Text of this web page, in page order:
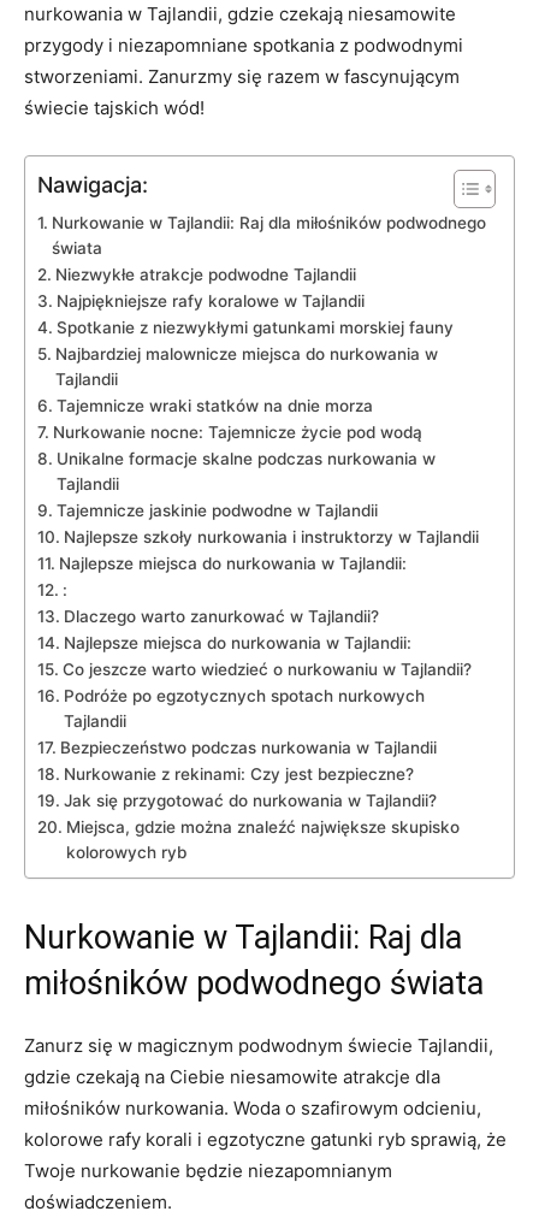
nurkowania⁣ w Tajlandii, gdzie ⁤czekają niesamowite
przygody ⁣i niezapomniane spotkania z podwodnymi
stworzeniami. Zanurzmy się razem w fascynującym
świecie ​tajskich wód!
Nawigacja:
Nurkowanie w Tajlandii: Raj dla ‍miłośników podwodnego
świata
Niezwykłe atrakcje podwodne Tajlandii
Najpiękniejsze rafy koralowe w Tajlandii
Spotkanie z ⁣niezwykłymi ⁤gatunkami morskiej fauny
Najbardziej ​malownicze ⁢miejsca ‌do nurkowania w
Tajlandii
Tajemnicze wraki statków na dnie morza
Nurkowanie nocne: Tajemnicze życie‌ pod wodą
Unikalne⁤ formacje skalne podczas nurkowania w
Tajlandii
Tajemnicze jaskinie podwodne ‍w‌ Tajlandii
Najlepsze szkoły nurkowania i instruktorzy w Tajlandii
Najlepsze miejsca do nurkowania w Tajlandii:
:
Dlaczego warto zanurkować w Tajlandii?
Najlepsze miejsca do nurkowania‌ w Tajlandii:
Co jeszcze warto⁢ wiedzieć o nurkowaniu⁣ w Tajlandii?
Podróże po egzotycznych spotach⁣ nurkowych
Tajlandii
Bezpieczeństwo podczas nurkowania w⁢ Tajlandii
Nurkowanie z⁤ rekinami: Czy ​jest bezpieczne?
Jak się przygotować do nurkowania w Tajlandii?
Miejsca,⁣ gdzie można⁤ znaleźć największe skupisko
kolorowych ryb
Nurkowanie w Tajlandii: Raj dla
‍miłośników podwodnego świata
Zanurz ​się w magicznym podwodnym świecie Tajlandii,
gdzie czekają na​ Ciebie niesamowite atrakcje dla
miłośników nurkowania. ⁣Woda o szafirowym odcieniu,
kolorowe rafy korali i egzotyczne gatunki ryb sprawią, że
Twoje nurkowanie‌ będzie niezapomnianym
doświadczeniem.